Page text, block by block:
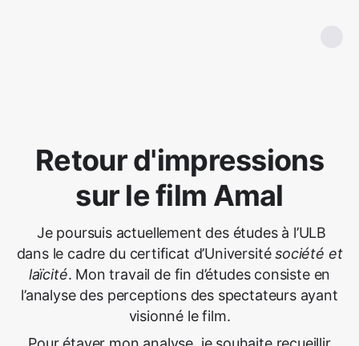
Retour d'impressions
sur le film Amal
Je poursuis actuellement des études à l’ULB
dans le cadre du certificat d’Universitésociété et
laïcité. Mon travail de fin d’études consiste en
l’analyse des perceptions des spectateurs ayant
visionné le film.